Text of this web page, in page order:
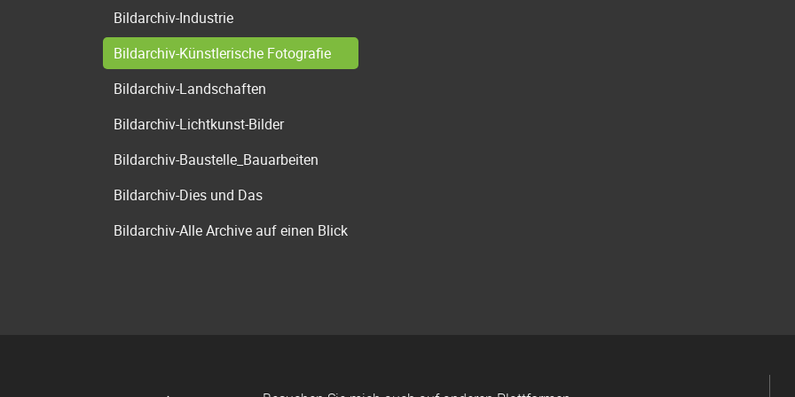
Bildarchiv-Industrie
Bildarchiv-Künstlerische Fotografie
Bildarchiv-Landschaften
Bildarchiv-Lichtkunst-Bilder
Bildarchiv-Baustelle_Bauarbeiten
Bildarchiv-Dies und Das
Bildarchiv-Alle Archive auf einen Blick